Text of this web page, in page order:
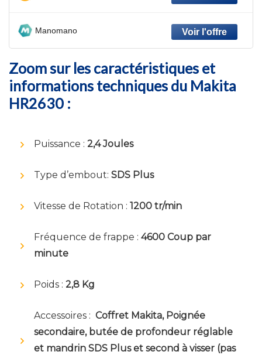
Manomano
Zoom sur les caractéristiques et
informations techniques du Makita
HR2630 :
Puissance : 2,4 Joules
Type d’embout: SDS Plus
Vitesse de Rotation : 1200 tr/min
Fréquence de frappe : 4600 Coup par
minute
Poids : 2,8 Kg
Accessoires : Coffret Makita, Poignée
secondaire, butée de profondeur réglable
et mandrin SDS Plus et second à visser (pas